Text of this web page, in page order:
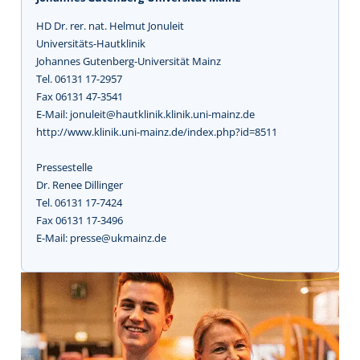
HD Dr. rer. nat. Helmut Jonuleit
Universitäts-Hautklinik
Johannes Gutenberg-Universität Mainz
Tel. 06131 17-2957
Fax 06131 47-3541
E-Mail: jonuleit@hautklinik.klinik.uni-mainz.de
http://www.klinik.uni-mainz.de/index.php?id=8511
Pressestelle
Dr. Renee Dillinger
Tel. 06131 17-7424
Fax 06131 17-3496
E-Mail: presse@ukmainz.de